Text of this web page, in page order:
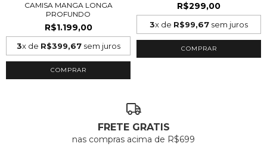
CAMISA MANGA LONGA
PROFUNDO
R$1.199,00
3x de R$399,67sem juros
COMPRAR
R$299,00
3x de R$99,67 sem juros
COMPRAR
FRETE GRATIS
nas compras acima de R$699